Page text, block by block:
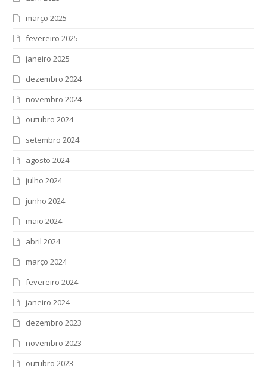
março 2025
fevereiro 2025
janeiro 2025
dezembro 2024
novembro 2024
outubro 2024
setembro 2024
agosto 2024
julho 2024
junho 2024
maio 2024
abril 2024
março 2024
fevereiro 2024
janeiro 2024
dezembro 2023
novembro 2023
outubro 2023